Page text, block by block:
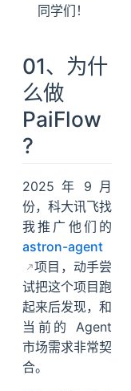
同学们！
01、为什
么做
PaiFlow
?
2025 年 9 月
份，科大讯飞找
我推广他们的
astron-agent
项目，动手尝
试把这个项目跑
起来后发现，和
当前的 Agent
市场需求非常契
合。